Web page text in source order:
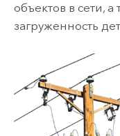
объектов в сети,
загруженность